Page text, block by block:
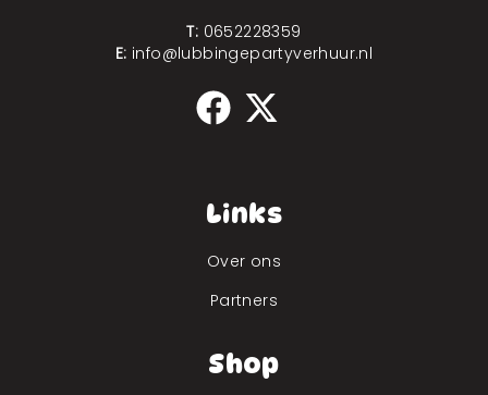
T: 0652228359
E: info@lubbingepartyverhuur.nl
Links
Over ons
Partners
Shop